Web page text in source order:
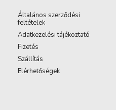
Általános szerződési
feltételek
Adatkezelési tájékoztató
Fizetés
Szállítás
Elérhetőségek